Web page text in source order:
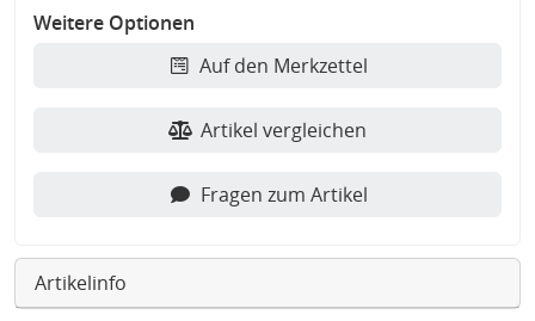
Weitere Optionen
Auf den Merkzettel
Artikel vergleichen
Fragen zum Artikel
Artikelinfo